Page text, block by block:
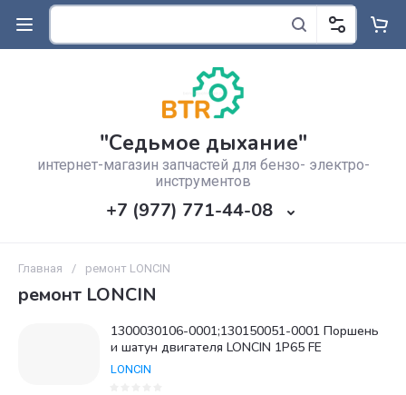
"Седьмое дыхание"
интернет-магазин запчастей для бензо- электро-
инструментов
+7 (977) 771-44-08
Главная / ремонт LONCIN
ремонт LONCIN
1300030106-0001;130150051-0001 Поршень
и шатун двигателя LONCIN 1P65 FE
LONCIN